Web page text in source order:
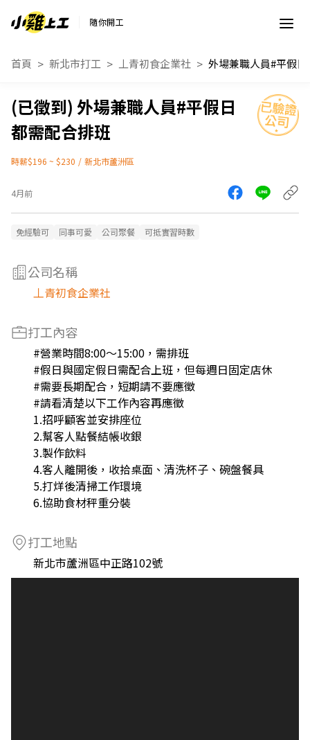
隨你開工
首頁 新北市打工 丄青初食企業社
外場兼職人員#平假日
都需配合排班
時薪$196 ~ $230 / 新北市蘆洲區
4月前
免經驗可 同事可愛 公司聚餐 可抵實習時數
公司名稱
丄青初食企業社
打工內容
#營業時間8:00～15:00，需排班
#假日與國定假日需配合上班，但每週日固定店休
#需要長期配合，短期請不要應徵
#請看清楚以下工作內容再應徵
1.招呼顧客並安排座位
2.幫客人點餐結帳收銀
3.製作飲料
4.客人離開後，收拾桌面、清洗杯子、碗盤餐具
5.打烊後清掃工作環境
6.協助食材秤重分裝
打工地點
新北市蘆洲區中正路102號